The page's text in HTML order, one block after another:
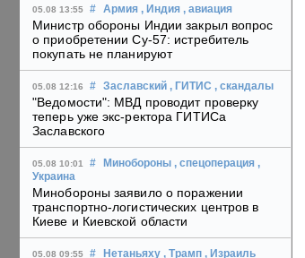
05.08 13:55 # Армия , Индия , авиация
Министр обороны Индии закрыл вопрос
о приобретении Су-57: истребитель
покупать не планируют
05.08 12:16 # Заславский , ГИТИС , скандалы
"Ведомости": МВД проводит проверку
теперь уже экс-ректора ГИТИСа
Заславского
05.08 10:01 # Минобороны , спецоперация ,
Украина
Минобороны заявило о поражении
транспортно-логистических центров в
Киеве и Киевской области
05.08 09:55 # Нетаньяху , Трамп , Израиль